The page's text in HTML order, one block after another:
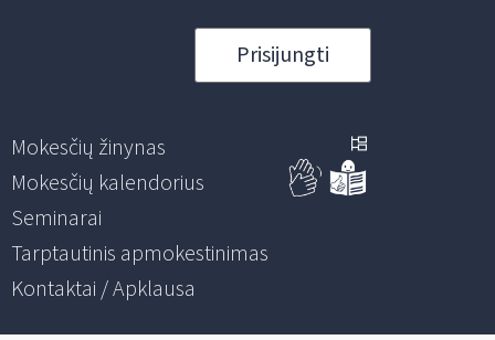
Prisijungti
Mokesčių žinynas
Mokesčių kalendorius
Seminarai
Tarptautinis apmokestinimas
Kontaktai / Apklausa